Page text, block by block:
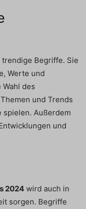
Begriffe. Sie
Werte und
des
und Trends
spielen. Außerdem
und
2024 wird auch in
sorgen. Begriffe